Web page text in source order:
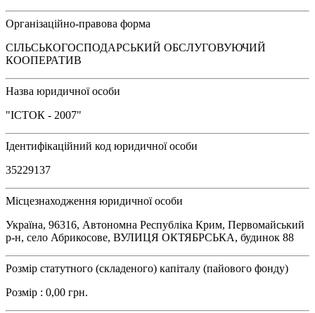
Організаційно-правова форма
СІЛЬСЬКОГОСПОДАРСЬКИЙ ОБСЛУГОВУЮЧИЙ
КООПЕРАТИВ
Назва юридичної особи
"ІСТОК - 2007"
Ідентифікаційний код юридичної особи
35229137
Місцезнаходження юридичної особи
Україна, 96316, Автономна Республіка Крим, Первомайський
р-н, село Абрикосове, ВУЛИЦЯ ОКТЯБРСЬКА, будинок 88
Розмір статутного (складеного) капіталу (пайового фонду)
Розмір : 0,00 грн.